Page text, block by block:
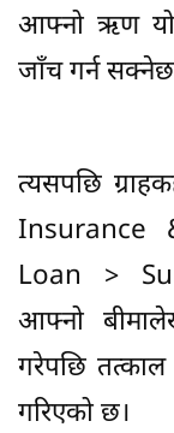
आफ्नो ऋण
जाँच गर्न
त्यसपछि
Insurance
Loan >
आफ्नो बीमालेख
गरेपछि
गरिएको छ।